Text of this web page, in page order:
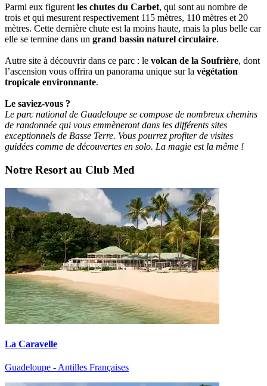
Parmi eux figurent les chutes du Carbet, qui sont au nombre de
trois et qui mesurent respectivement 115 mètres, 110 mètres et 20
mètres. Cette dernière chute est la moins haute, mais la plus belle car
elle se termine dans un grand bassin naturel circulaire.
Autre site à découvrir dans ce parc : le volcan de la Soufrière, dont
l’ascension vous offrira un panorama unique sur la végétation
tropicale environnante.
Le saviez-vous ?
Le parc national de Guadeloupe se compose de nombreux chemins
de randonnée qui vous emmèneront dans les différents sites
exceptionnels de Basse Terre. Vous pourrez profiter de visites
guidées comme de découvertes en solo. La magie est la même !
Notre Resort au Club Med
La Caravelle
Guadeloupe - Antilles Françaises